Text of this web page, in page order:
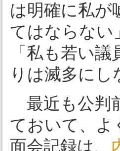
は明確に私が
てはならない
「私も若い
りは滅多にし
最近も公判
ておいて、よ
面会記録は、